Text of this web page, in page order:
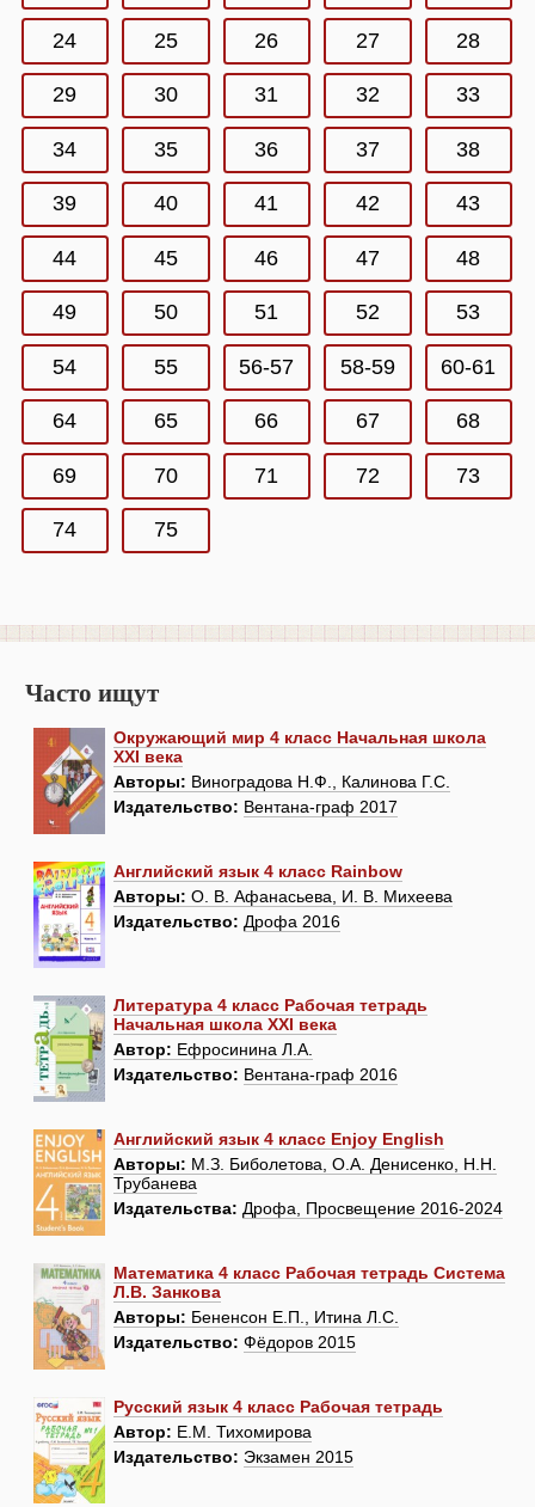
24 25 26 27 28
29 30 31 32 33
34 35 36 37 38
39 40 41 42 43
44 45 46 47 48
49 50 51 52 53
54 55 56-57 58-59 60-61
64 65 66 67 68
69 70 71 72 73
74 75
Часто ищут
Окружающий мир 4 класс Начальная школа
XXI века
Авторы: Виноградова Н.Ф., Калинова Г.С.
Издательство: Вентана-граф 2017
Английский язык 4 класс Rainbow
Авторы: О. В. Афанасьева, И. В. Михеева
Издательство: Дрофа 2016
Литература 4 класс Рабочая тетрадь
Начальная школа XXI века
Автор: Ефросинина Л.А.
Издательство: Вентана-граф 2016
Английский язык 4 класс Enjoy English
Авторы: М.З. Биболетова, О.А. Денисенко, Н.Н.
Трубанева
Издательства: Дрофа, Просвещение 2016-2024
Математика 4 класс Рабочая тетрадь Система
Л.В. Занкова
Авторы: Бененсон Е.П., Итина Л.С.
Издательство: Фёдоров 2015
Русский язык 4 класс Рабочая тетрадь
Автор: Е.М. Тихомирова
Издательство: Экзамен 2015